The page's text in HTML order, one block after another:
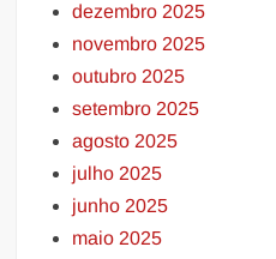
dezembro 2025
novembro 2025
outubro 2025
setembro 2025
agosto 2025
julho 2025
junho 2025
maio 2025